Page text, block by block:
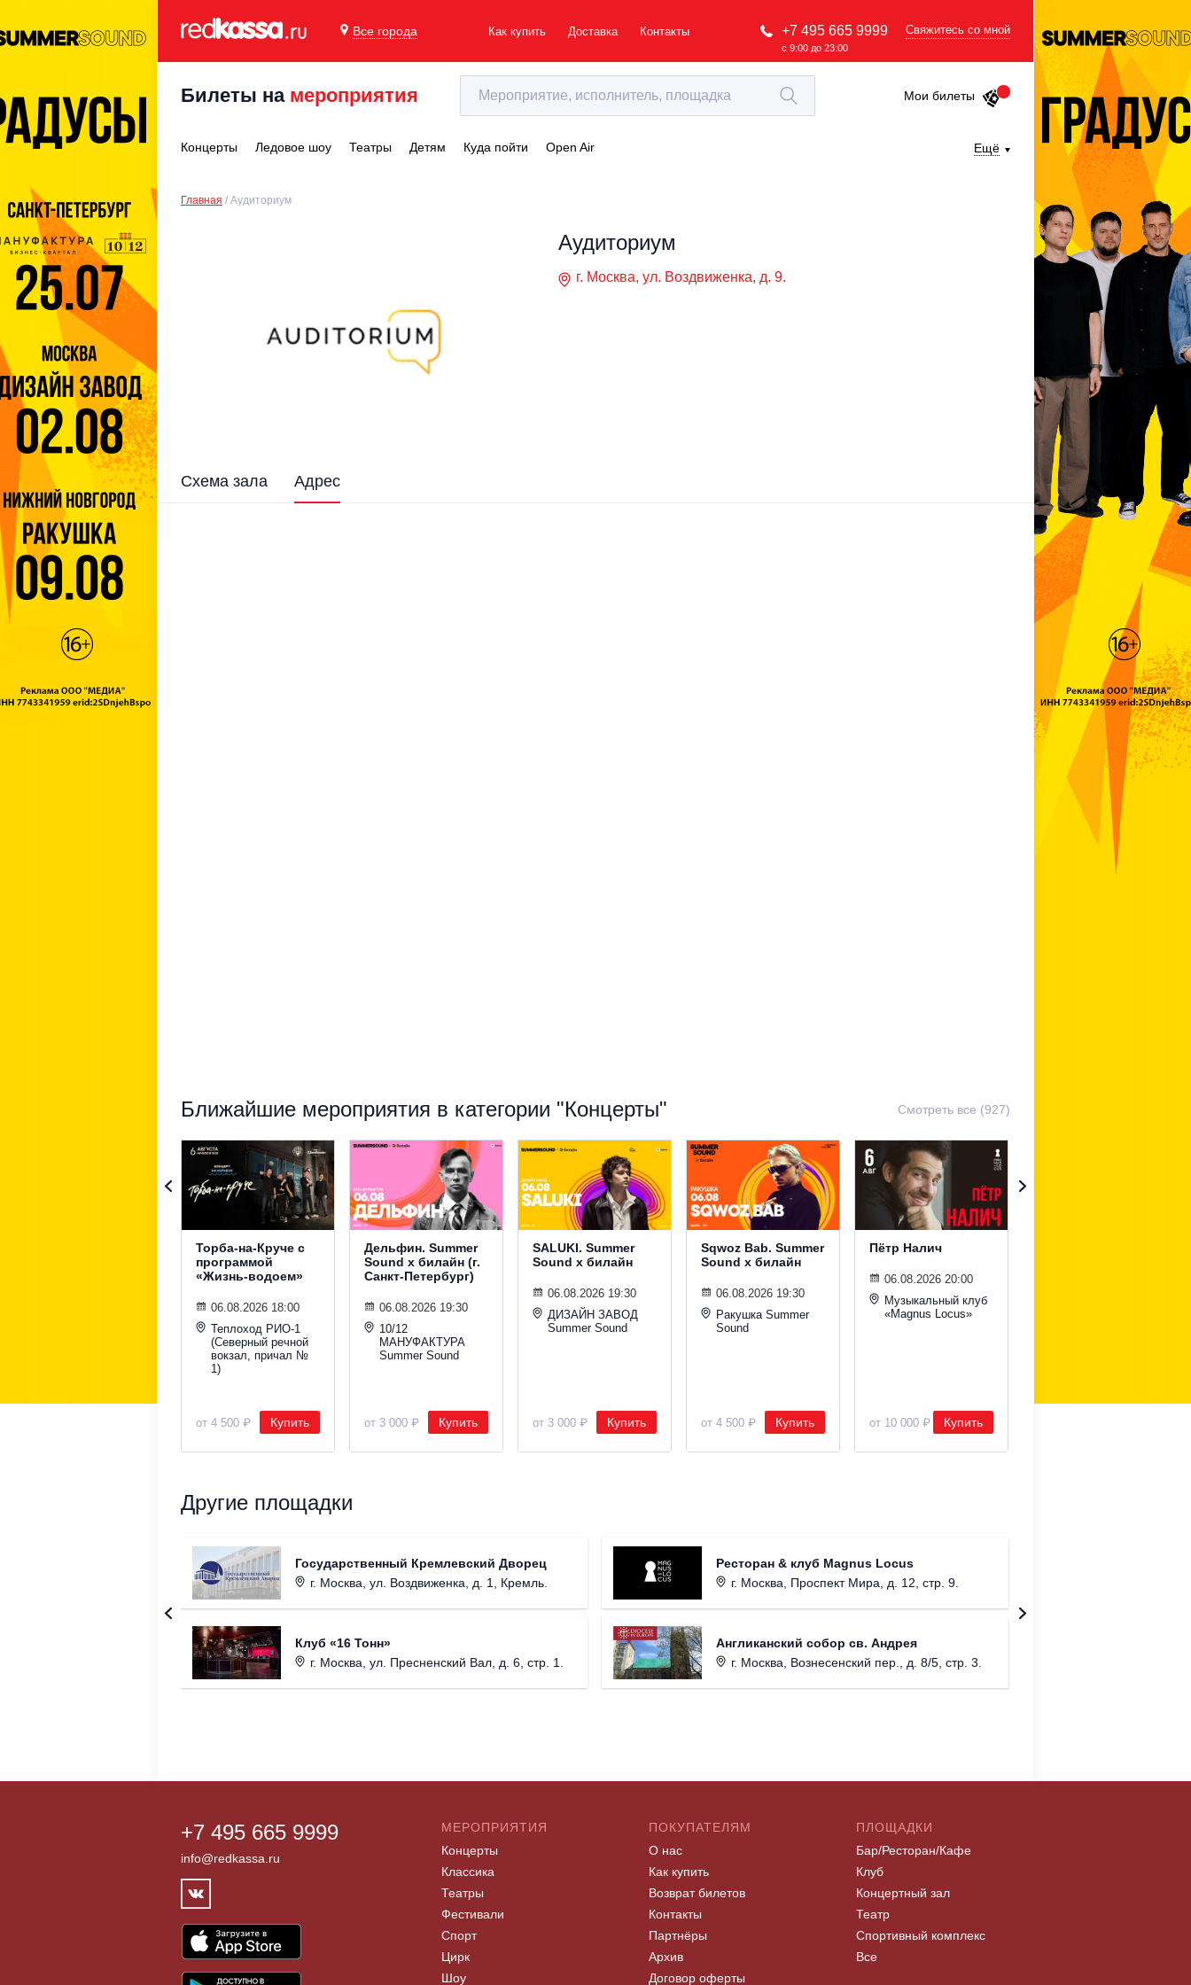
Все города Как купить Доставка Контакты +7 495 665 9999
с 9:00 до 23:00
Свяжитесь со мной
Билеты на мероприятия Мои билеты
Концерты Ледовое шоу Театры Детям Куда пойти Open Air Ещё
Главная Аудиториум
Аудиториум
г. Москва, ул. Воздвиженка, д. 9.
Схема зала Адрес
Ближайшие мероприятия в категории "Концерты" Смотреть все (927)
Торба-на-Круче с
программой
«Жизнь-водоем»
06.08.2026 18:00
Теплоход РИО-1
(Северный речной
вокзал, причал №
1)
от 4 500 ₽ Купить
Дельфин. Summer
Sound х билайн (г.
Санкт-Петербург)
06.08.2026 19:30
10/12
МАНУФАКТУРА
Summer Sound
от 3 000 ₽ Купить
SALUKI. Summer
Sound х билайн
06.08.2026 19:30
ДИЗАЙН ЗАВОД
Summer Sound
от 3 000 ₽ Купить
Sqwoz Bab. Summer
Sound х билайн
06.08.2026 19:30
Ракушка Summer
Sound
от 4 500 ₽ Купить
Пётр Налич
06.08.2026 20:00
Музыкальный клуб
«Magnus Locus»
от 10 000 ₽ Купить
Другие площадки
Государственный Кремлевский Дворец
г. Москва, ул. Воздвиженка, д. 1, Кремль.
Клуб «16 Тонн»
г. Москва, ул. Пресненский Вал, д. 6, стр. 1.
Ресторан & клуб Magnus Locus
г. Москва, Проспект Мира, д. 12, стр. 9.
Англиканский собор св. Андрея
г. Москва, Вознесенский пер., д. 8/5, стр. 3.
+7 495 665 9999
info@redkassa.ru
МЕРОПРИЯТИЯ
Концерты
Классика
Театры
Фестивали
Спорт
Цирк
Шоу
ПОКУПАТЕЛЯМ
О нас
Как купить
Возврат билетов
Контакты
Партнёры
Архив
Договор оферты
ПЛОЩАДКИ
Бар/Ресторан/Кафе
Клуб
Концертный зал
Театр
Спортивный комплекс
Все